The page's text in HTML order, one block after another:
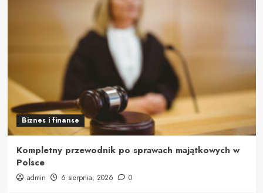
Biznes i finanse
Kompletny przewodnik po sprawach majątkowych w
Polsce
admin 6 sierpnia, 2026 0